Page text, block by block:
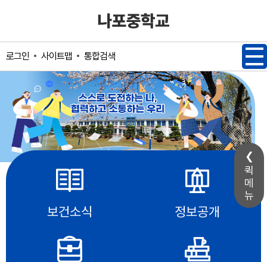
퀵
메
뉴
로그인 사이트맵 통합검색
보건소식 정보공개